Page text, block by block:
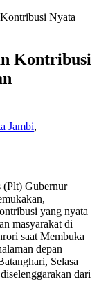
Nyata
Kontribusi
Jambi,
(Plt) Gubernur
yang nyata
masyarakat di
saat Membuka
depan
Selasa
dari